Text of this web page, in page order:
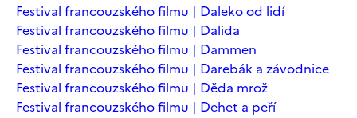
Festival francouzského filmu | Daleko od lidí
Festival francouzského filmu | Dalida
Festival francouzského filmu | Dammen
Festival francouzského filmu | Darebák a závodnice
Festival francouzského filmu | Děda mrož
Festival francouzského filmu | Dehet a peří